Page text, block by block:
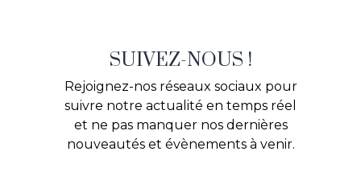
SUIVEZ-NOUS !
Rejoignez-nos réseaux sociaux pour
suivre notre actualité en temps réel
et ne pas manquer nos dernières
nouveautés et évènements à venir.